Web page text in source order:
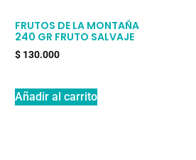
FRUTOS DE LA MONTAÑA
240 GR FRUTO SALVAJE
$130.000
Añadir al carrito